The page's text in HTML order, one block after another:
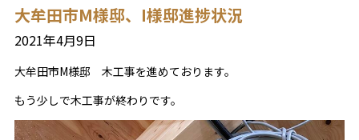
大牟田市M様邸、I様邸進捗状況
2021年4月9日
大牟田市M様邸 木工事を進めております。
もう少しで木工事が終わりです。